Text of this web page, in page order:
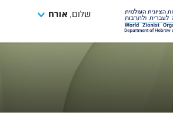
שלום, אורח